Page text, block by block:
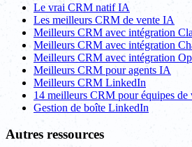
Le vrai CRM natif IA
Les meilleurs CRM de vente IA
Meilleurs CRM avec intégration
Meilleurs CRM avec intégration
Meilleurs CRM avec intégration
Meilleurs CRM pour agents IA
Meilleurs CRM LinkedIn
14 meilleurs CRM pour équipes de
Gestion de boîte LinkedIn
Autres ressources